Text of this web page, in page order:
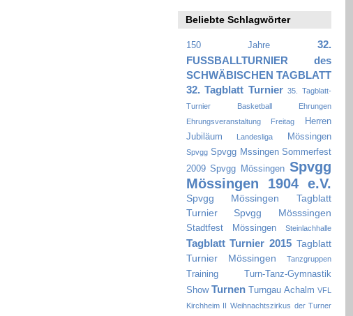
Beliebte Schlagwörter
150 Jahre
32.
FUSSBALLTURNIER des
SCHWÄBISCHEN TAGBLATT
32. Tagblatt Turnier 35. Tagblatt-
Turnier
Basketball
Ehrungen
Ehrungsveranstaltung
Freitag
Herren
Jubiläum
Landesliga Mössingen
Spvgg Spvgg Mssingen Sommerfest
2009 Spvgg Mössingen Spvgg
Mössingen 1904 e.V.
Spvgg Mössingen Tagblatt
Turnier
Spvgg Mösssingen
Stadtfest Mössingen Steinlachhalle
Tagblatt Turnier 2015 Tagblatt
Turnier Mössingen
Tanzgruppen
Training
Turn-Tanz-Gymnastik
Show Turnen Turngau Achalm VFL
Kirchheim II Weihnachtszirkus der Turner